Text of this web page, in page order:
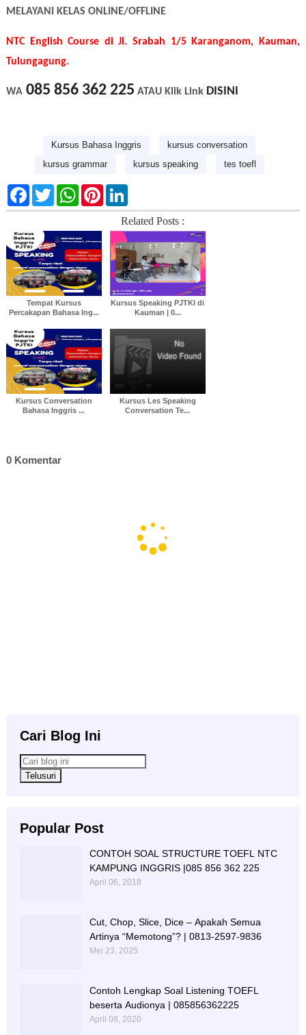
MELAYANI KELAS ONLINE/OFFLINE
NTC English Course di Jl. Srabah 1/5 Karanganom, Kauman,
Tulungagung.
WA 085 856 362 225 ATAU Klik Link DISINI
Kursus Bahasa Inggris
kursus conversation
kursus grammar
kursus speaking tes toefl
F
c
b
o
o
k
T
w
i
t
e
r
W
a
s
A
p
p
P
n
L
n
k
e
d
I
n
Related Posts :
Tempat Kursus
Percakapan Bahasa Ing...
Kursus Speaking PJTKI di
Kauman | 0...
Kursus Conversation
Bahasa Inggris ...
Kursus Les Speaking
Conversation Te...
0 Komentar
Cari Blog Ini
Popular Post
CONTOH SOAL STRUCTURE TOEFL NTC
KAMPUNG INGGRIS |085 856 362 225
April 06, 2018
Cut, Chop, Slice, Dice – Apakah Semua
Artinya “Memotong”? | 0813-2597-9836
Mei 23, 2025
Contoh Lengkap Soal Listening TOEFL
beserta Audionya | 085856362225
April 08, 2020